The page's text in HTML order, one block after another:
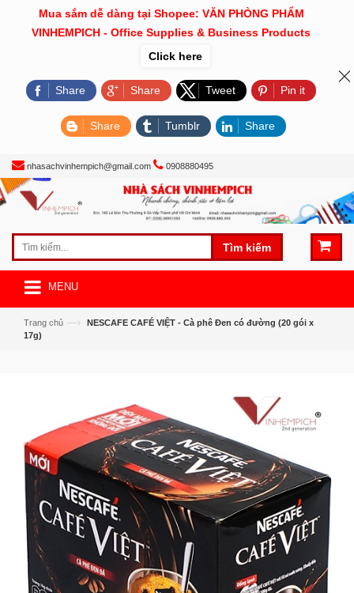
nhasachvinhempich@gmail.com 0908880495
Tìm kiếm
MENU
Trang chủ —›
NESCAFE CAFÉ VIỆT - Cà phê Đen có đường (20 gói x
17g)
Mua sắm dễ dàng tại Shopee: VĂN PHÒNG PHẨM
VINHEMPICH - Office Supplies & Business Products
Click here
Share Share Tweet Pin it
Share Tumblr Share